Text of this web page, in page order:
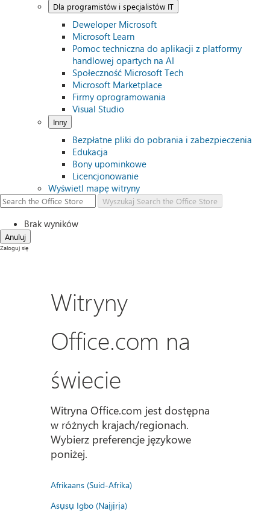
Dla programistów i specjalistów IT
Deweloper Microsoft
Microsoft Learn
Pomoc techniczna do aplikacji z platformy
handlowej opartych na AI
Społeczność Microsoft Tech
Microsoft Marketplace
Firmy oprogramowania
Visual Studio
Inny
Bezpłatne pliki do pobrania i zabezpieczenia
Edukacja
Bony upominkowe
Licencjonowanie
Wyświetl mapę witryny
Wyszukaj Search the Office Store
Brak wyników
Anuluj
Zaloguj się
Witryny
Office.com na
świecie
Witryna Office.com jest dostępna
w różnych krajach/regionach.
Wybierz preferencje językowe
poniżej.
Afrikaans (Suid-Afrika)
Asụsụ Igbo (Naịjịrịa)